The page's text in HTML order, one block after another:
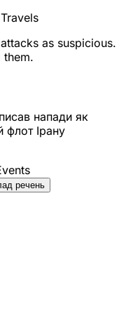
as suspicious.
them.
напади як
флот Ірану
речень